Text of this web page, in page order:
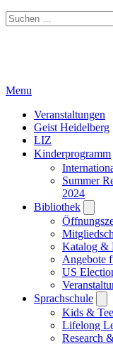
Suchen
nach:
Menu
Veranstaltungen
Geist Heidelberg
LIZ
Kinderprogramm
Summer
2024
Bibliothek
Katalog &
Angebote
US
Sprachschule
Kids &
Lifelong
Research